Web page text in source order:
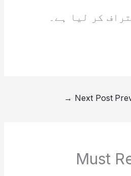
کر لیا ہے۔
Next Post
→
Must